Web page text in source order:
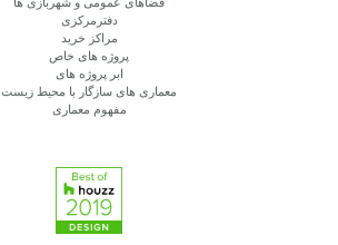
فضاهای عمومی و شهربازی ها
دفترمرکزی
مراکز خرید
پروژه های خاص
ابر پروژه های
معماری های سازگار با محیط زیست
مفهوم معماری